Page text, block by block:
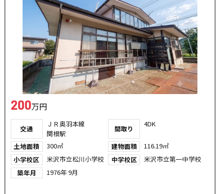
200万円
交通
ＪＲ奥羽本線
関根駅
間取り
4DK
土地面積 300㎡ 建物面積
116.19㎡
小学校区
米沢市立松川小学校 中学校区
米沢市立第一中学校
築年月
1976年 9月